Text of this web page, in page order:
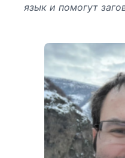
язык и помогут